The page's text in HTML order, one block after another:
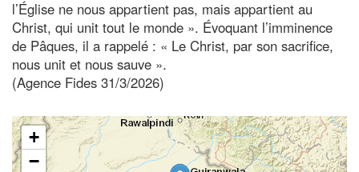
l’Église ne nous appartient pas, mais appartient au
Christ, qui unit tout le monde ». Évoquant l’imminence
de Pâques, il a rappelé : « Le Christ, par son sacrifice,
nous unit et nous sauve ».
(Agence Fides 31/3/2026)
+
−